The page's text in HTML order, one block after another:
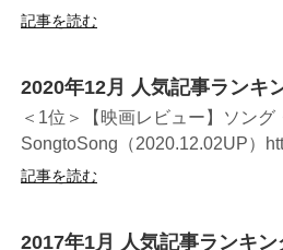
記事を読む
2020年12月 人気記事ランキ
＜1位＞【映画レビュー】ソング
SongtoSong（2020.12.02UP）
記事を読む
2017年1月 人気記事ランキン